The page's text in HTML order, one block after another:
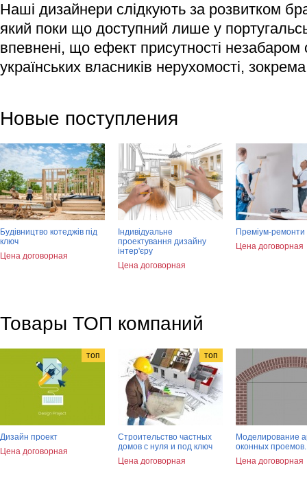
Наші дизайнери слідкують за розвитком
який поки що доступний лише у
впевнені, що ефект присутності незабаром
українських власників нерухомості,
Новые поступления
Будівництво котеджів під
ключ
Цена договорная
Індивідуальне
проектування дизайну
інтер'єру
Цена договорная
Преміум-ремонти
Цена договорная
Товары ТОП компаний
топ
Дизайн проект
Цена договорная
топ
Строительство частных
домов с нуля и под ключ
Цена договорная
Моделирование
оконных проемов.
Цена договорная